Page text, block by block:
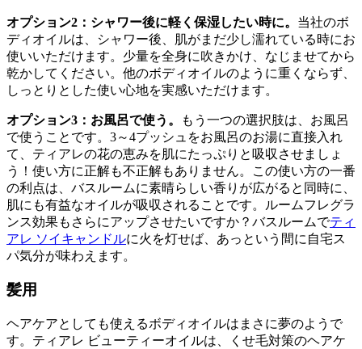
オプション2：シャワー後に軽く保湿したい時に。 当社のボ
ディオイルは、シャワー後、肌がまだ少し濡れている時にお
使いいただけます。少量を全身に吹きかけ、なじませてから
乾かしてください。他のボディオイルのように重くならず、
しっとりとした使い心地を実感いただけます。
オプション3：お風呂で使う。
もう一つの選択肢は、お風呂
で使うことです。3～4プッシュをお風呂のお湯に直接入れ
て、ティアレの花の恵みを肌にたっぷりと吸収させましょ
う！使い方に正解も不正解もありません。この使い方の一番
の利点は、バスルームに素晴らしい香りが広がると同時に、
肌にも有益なオイルが吸収されることです。ルームフレグラ
ンス効果もさらにアップさせたいですか？ バスルームでティ
アレ ソイキャンドルに火を灯せば 、あっという間に自宅ス
パ気分が味わえます。
髪用
ヘアケアとしても使えるボディオイルはまさに夢のようで
す。ティアレ ビューティーオイルは、くせ毛対策のヘアケ